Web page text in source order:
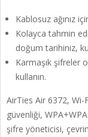
Kablosuz ağınız
Kolayca tahmin
doğum tarihiniz,
Karmaşık şifreler
kullanın.
AirTies Air 6372,
güvenliği,
şifre yöneticisi,